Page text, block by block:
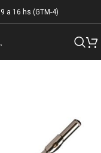
a 16 hs (GTM-4)